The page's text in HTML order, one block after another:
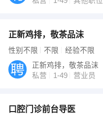
正新鸡排，敬茶品沫
性别不限 不限 经验不限
正新鸡排，敬茶品沫
私营
1-49 营业员
口腔门诊前台导医